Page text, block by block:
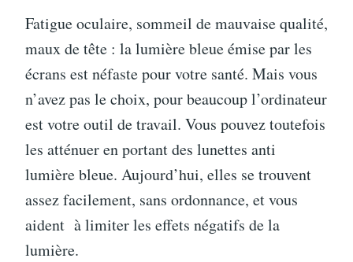
Fatigue oculaire, sommeil de mauvaise qualité,
maux de tête : la lumière bleue émise par les
écrans est néfaste pour votre santé. Mais vous
n’avez pas le choix, pour beaucoup l’ordinateur
est votre outil de travail. Vous pouvez toutefois
les atténuer en portant des lunettes anti
lumière bleue. Aujourd’hui, elles se trouvent
assez facilement, sans ordonnance, et vous
aident à limiter les effets négatifs de la
lumière.